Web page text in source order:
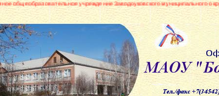
учреждение Заводоуковского муниципального округа